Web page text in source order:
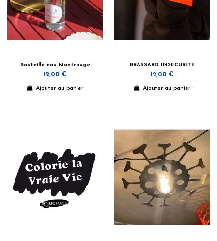
Bouteille eau Montrouge
12,00 €
Ajouter au panier
BRASSARD INSECURITE
12,00 €
Ajouter au panier